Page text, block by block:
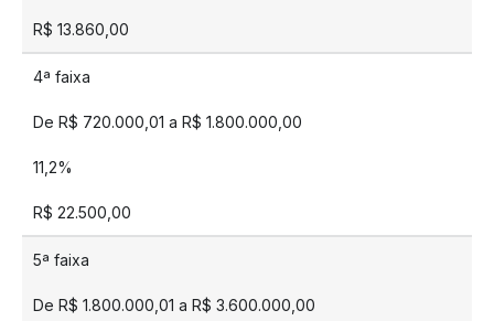
R$ 13.860,00
4ª faixa
De R$ 720.000,01 a R$ 1.800.000,00
11,2%
R$ 22.500,00
5ª faixa
De R$ 1.800.000,01 a R$ 3.600.000,00